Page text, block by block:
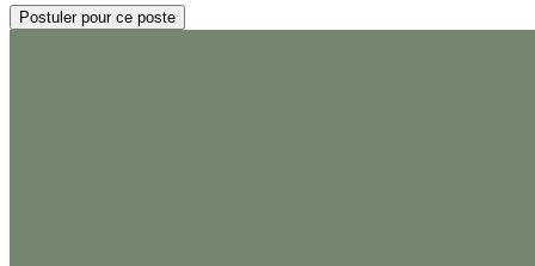
Postuler pour ce poste